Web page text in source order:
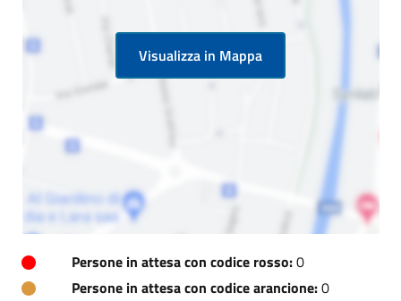
Visualizza in Mappa
Persone in attesa con codice rosso:0
Persone in attesa con codice arancione:0